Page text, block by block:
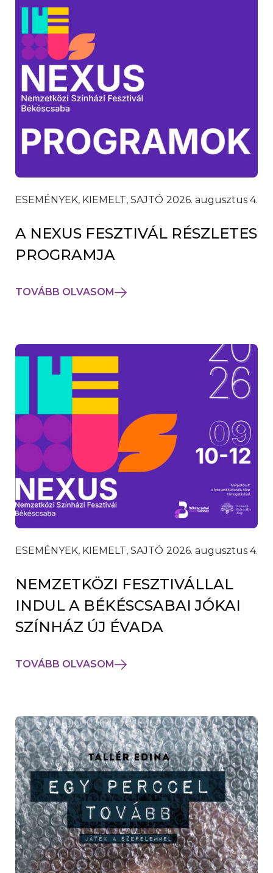
ESEMÉNYEK, KIEMELT, SAJTÓ 2026. augusztus 4.
A NEXUS FESZTIVÁL RÉSZLETES
PROGRAMJA
TOVÁBB OLVASOM
ESEMÉNYEK, KIEMELT, SAJTÓ 2026. augusztus 4.
NEMZETKÖZI FESZTIVÁLLAL
INDUL A BÉKÉSCSABAI JÓKAI
SZÍNHÁZ ÚJ ÉVADA
TOVÁBB OLVASOM